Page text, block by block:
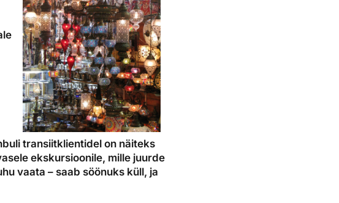
transiitklientidel on näiteks
ekskursioonile, mille juurde
vaata – saab söönuks küll, ja